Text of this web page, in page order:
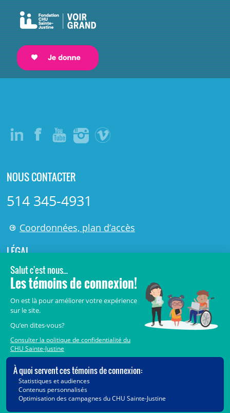
NOUS CONTACTER
514 345-4931
Coordonnées, plan d’accès
LÉGAL
© 2006-2026Centre de recherche Azrieli du CHU Sainte-
Justine.
Avis légaux